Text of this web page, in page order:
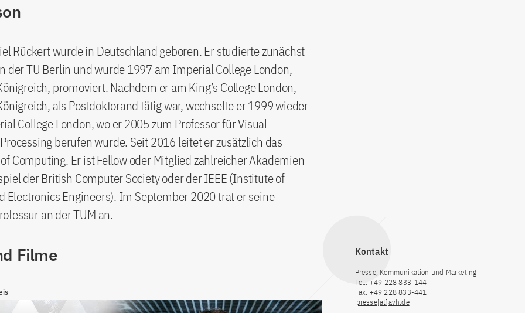
Rückert wurde in Deutschland geboren. Er studierte zunächst
der TU Berlin und wurde 1997 am Imperial College London,
promoviert. Nachdem er am King’s College London,
als Postdoktorand tätig war, wechselte er 1999 wieder
College London, wo er 2005 zum Professor für Visual
berufen wurde. Seit 2016 leitet er zusätzlich das
Computing. Er ist Fellow oder Mitglied zahlreicher Akademien
der British Computer Society oder der IEEE (Institute of
Electronics Engineers). Im September 2020 trat er seine
an der TUM an.
Kontakt
Presse, Kommunikation und Marketing
Tel.: +49 228 833-144
Fax: +49 228 833-441
presse[at]avh.de
Filme